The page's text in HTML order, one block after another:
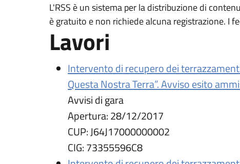
L'RSS è un sistema per la distribuzione di
è gratuito e non richiede alcuna registrazione. I
Lavori
Intervento di recupero dei
Questa Nostra Terra”. Avviso esito
Avvisi di gara
Apertura:28/12/2017
CUP:J64J17000000002
CIG:73355596C8